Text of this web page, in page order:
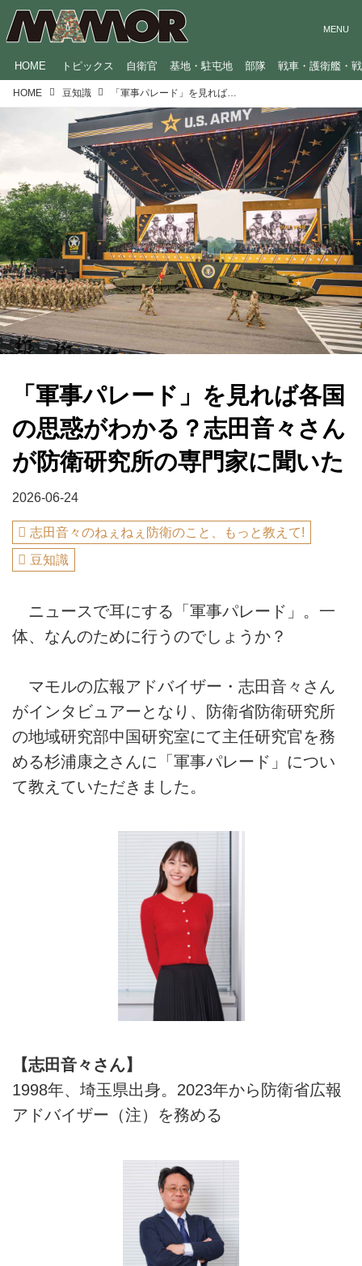
HOME トピックス 自衛官 基地・駐屯地 部隊 戦車・護衛艦・
HOME 豆知識
「軍事パレード」を見れば各国
の思惑がわかる？志田音々さん
が防衛研究所の専門家に聞いた
2026-06-24
志田音々のねぇねぇ防衛のこと、もっと教えて!
豆知識
ニュースで耳にする「軍事パレード」。一
体、なんのために行うのでしょうか？
マモルの広報アドバイザー・志田音々さん
がインタビュアーとなり、防衛省防衛研究所
の地域研究部中国研究室にて主任研究官を務
める杉浦康之さんに「軍事パレード」につい
て教えていただきました。
【志田音々さん】
1998年、埼玉県出身。2023年から防衛省広報
アドバイザー（注）を務める